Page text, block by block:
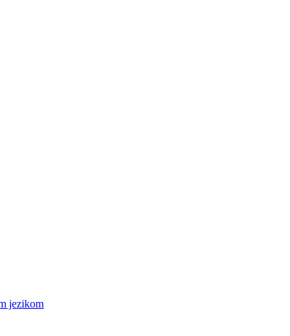
jezikom